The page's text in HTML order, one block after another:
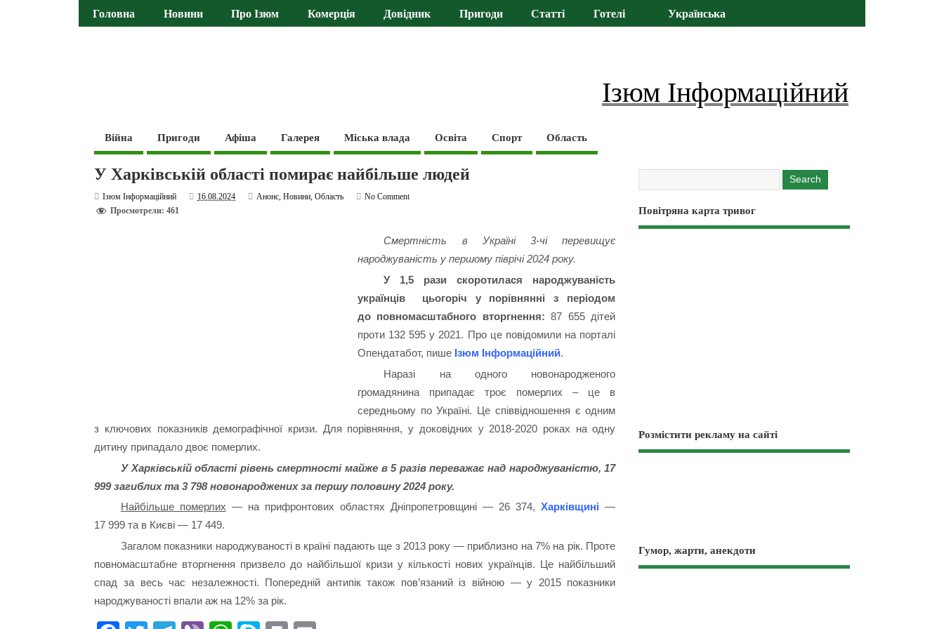
Головна Новини Про Ізюм Комерція Довідник Пригоди Статті Готелі Українська
Ізюм Інформаційний
Війна Пригоди Афіша Галерея Міська влада Освіта Спорт Область
У Харківській області помирає найбільше людей
Ізюм Інформаційний 16.08.2024 Анонс,Новини,Область
No Comment
Просмотрели: 461
Смертність в Україні 3-чі перевищує
народжуваність у першому піврічі 2024 року.
У 1,5 рази скоротилася народжуваність
українців цьогоріч у порівнянні з періодом
до повномасштабного вторгнення: 87 655 дітей
проти 132 595 у 2021. Про це повідомили на порталі
Опендатабот, пише Ізюм Інформаційний.
Наразі на одного новонародженого
громадянина припадає троє померлих – це в
середньому по Україні. Це співвідношення є одним
з ключових показників демографічної кризи. Для порівняння, у доковідних у 2018-2020 роках на одну
дитину припадало двоє померлих.
У Харківській області рівень смертності майже в 5 разів переважає над народжуваністю, 17
999 загиблих та 3 798 новонароджених за першу половину 2024 року.
Найбільше померлих — на прифронтових областях Дніпропетровщині — 26 374,Харківщині —
17 999 та в Києві — 17 449.
Загалом показники народжуваності в країні падають ще з 2013 року — приблизно на 7% на рік. Проте
повномасштабне вторгнення призвело до найбільшої кризи у кількості нових українців. Це найбільший
спад за весь час незалежності. Попередній антипік також пов’язаний із війною — у 2015 показники
народжуваності впали аж на 12% за рік.
Повітряна карта тривог
Розмістити рекламу на сайті
Гумор, жарти, анекдоти